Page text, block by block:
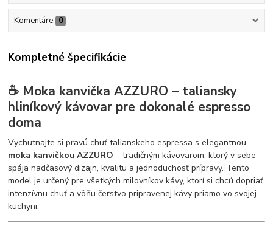
Komentáre 0
Kompletné špecifikácie
☕ Moka kanvička AZZURO – taliansky
hliníkový kávovar pre dokonalé espresso
doma
Vychutnajte si pravú chuť talianskeho espressa s elegantnou
moka kanvičkou AZZURO – tradičným kávovarom, ktorý v sebe
spája nadčasový dizajn, kvalitu a jednoduchosť prípravy. Tento
model je určený pre všetkých milovníkov kávy, ktorí si chcú dopriať
intenzívnu chuť a vôňu čerstvo pripravenej kávy priamo vo svojej
kuchyni.